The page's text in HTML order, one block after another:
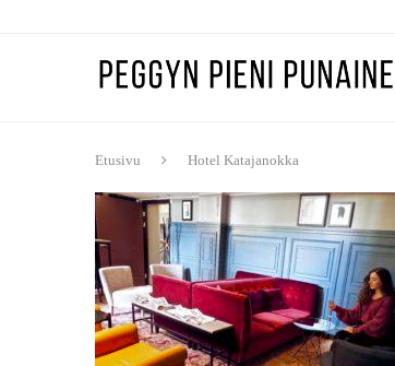
Etusivu Hotel Katajanokka